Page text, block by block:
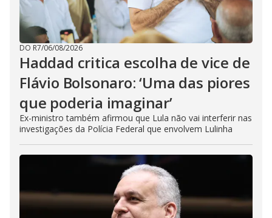
DO R7/06/08/2026
Haddad critica escolha de vice de
Flávio Bolsonaro: ‘Uma das piores
que poderia imaginar’
Ex-ministro também afirmou que Lula não vai interferir nas
investigações da Polícia Federal que envolvem Lulinha